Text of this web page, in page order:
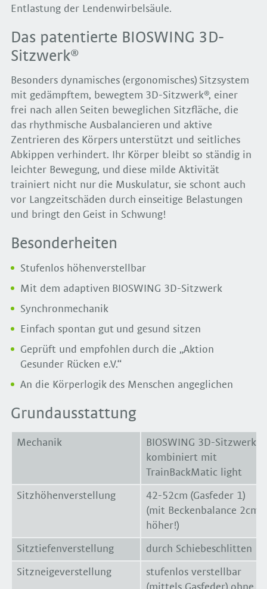
Entlastung der Lendenwirbelsäule.
Das patentierte BIOSWING 3D-
Sitzwerk®
Besonders dynamisches (ergonomisches) Sitzsystem
mit gedämpftem, bewegtem 3D-Sitzwerk®, einer
frei nach allen Seiten beweglichen Sitzfläche, die
das rhythmische Ausbalancieren und aktive
Zentrieren des Körpers unterstützt und seitliches
Abkippen verhindert. Ihr Körper bleibt so ständig in
leichter Bewegung, und diese milde Aktivität
trainiert nicht nur die Muskulatur, sie schont auch
vor Langzeitschäden durch einseitige Belastungen
und bringt den Geist in Schwung!
Besonderheiten
Stufenlos höhenverstellbar
Mit dem adaptiven BIOSWING 3D-Sitzwerk
Synchronmechanik
Einfach spontan gut und gesund sitzen
Geprüft und empfohlen durch die „Aktion
Gesunder Rücken e.V.“
An die Körperlogik des Menschen angeglichen
Grundausstattung
Mechanik
BIOSWING 3D-Sitzwerk®
kombiniert mit
TrainBackMatic light
Sitzhöhenverstellung
42-52cm (Gasfeder 1)
(mit Beckenbalance 2cm
höher!)
Sitztiefenverstellung durch Schiebeschlitten
Sitzneigeverstellung
stufenlos verstellbar